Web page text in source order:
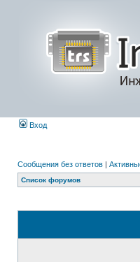
Вход
Сообщения без ответов |
Список форумов